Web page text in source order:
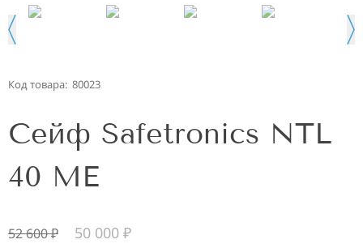
Код товара: 80023
Сейф Safetronics NTL
40 ME
52 600₽ 50 000 ₽